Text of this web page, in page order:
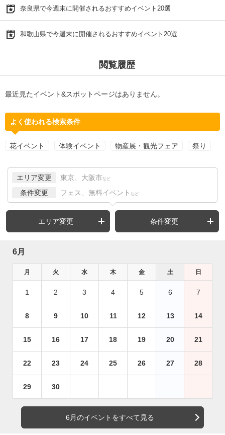
奈良県で今週末に開催されるおすすめイベント20選
和歌山県で今週末に開催されるおすすめイベント20選
閲覧履歴
最近見たイベント&スポットページはありません。
よく使われる検索条件
花イベント 体験イベント 物産展・観光フェア 祭り
エリア変更 東京、大阪市 など
条件変更 フェス、無料イベント など
エリア変更 条件変更
6月
月 火 水 木 金 土 日
1 2 3 4 5 6 7
8 9 10 11 12 13 14
15 16 17 18 19 20 21
22 23 24 25 26 27 28
29 30
6月のイベントをすべて見る